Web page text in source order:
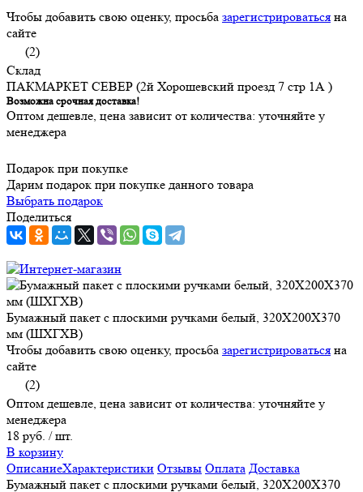
Чтобы добавить свою оценку, просьба зарегистрироваться на
сайте
(2)
Склад
ПАКМАРКЕТ СЕВЕР (2й Хорошевский проезд 7 стр 1А )
Возможна срочная доставка!
Оптом дешевле, цена зависит от количества: уточняйте у
менеджера
Подарок при покупке
Дарим подарок при покупке данного товара
Выбрать подарок
Поделиться
Бумажный пакет с плоскими ручками белый, 320X200X370
мм (ШXГXВ)
Чтобы добавить свою оценку, просьба зарегистрироваться на
сайте
(2)
Оптом дешевле, цена зависит от количества: уточняйте у
менеджера
18 руб. / шт.
В корзину
ОписаниеХарактеристики Отзывы Оплата Доставка
Бумажный пакет с плоскими ручками белый, 320X200X370